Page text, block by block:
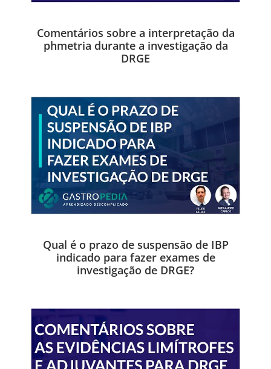
Comentários sobre a interpretação da
phmetria durante a investigação da
DRGE
Qual é o prazo de suspensão de IBP
indicado para fazer exames de
investigação de DRGE?